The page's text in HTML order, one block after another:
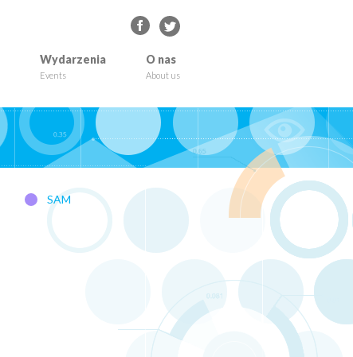
Wydarzenia
Events
O nas
About us
SAM